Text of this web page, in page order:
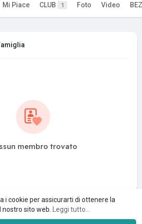
i cookie per assicurarti di ottenere la
sito web.
Leggi tutto...
Mi Piace CLUB 1 Foto Video BEZ
membro trovato